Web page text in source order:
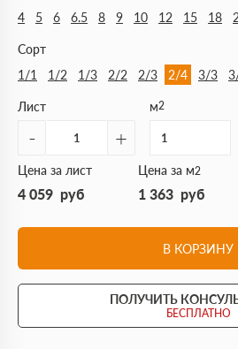
4
5 6 6.5 8 9 10 12 15 18
Сорт
1/1
1/2 1/3 2/2 2/3 2/4 3/3
Лист
- +
м2
Цена за лист
4 059 руб
Цена за м2
1 363 руб
В КОРЗИНУ
ПОЛУЧИТЬ
БЕСПЛАТНО